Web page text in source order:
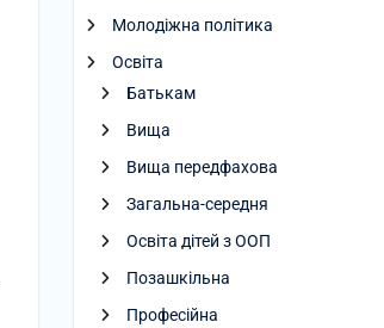
Молодіжна політика
Освіта
Батькам
Вища
Вища передфахова
Загальна-середня
Освіта дітей з ООП
Позашкільна
Професійна